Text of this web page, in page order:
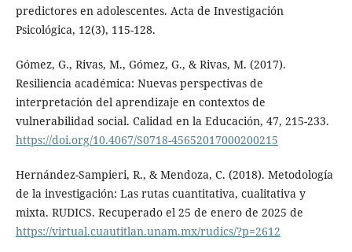
predictores en adolescentes. Acta de Investigación
Psicológica, 12(3), 115-128.
Gómez, G., Rivas, M., Gómez, G., & Rivas, M. (2017).
Resiliencia académica: Nuevas perspectivas de
interpretación del aprendizaje en contextos de
vulnerabilidad social. Calidad en la Educación, 47, 215-233.
https://doi.org/10.4067/S0718-45652017000200215
Hernández-Sampieri, R., & Mendoza, C. (2018). Metodología
de la investigación: Las rutas cuantitativa, cualitativa y
mixta. RUDICS. Recuperado el 25 de enero de 2025 de
https://virtual.cuautitlan.unam.mx/rudics/?p=2612